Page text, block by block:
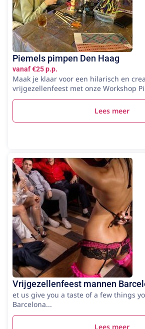
Piemels pimpen Den Haag
vanaf €25 p.p.
Maak je klaar voor een hilarisch en
vrijgezellenfeest met onze Workshop
Lees meer
Vrijgezellenfeest mannen
et us give you a taste of a few things
Barcelona...
Lees meer